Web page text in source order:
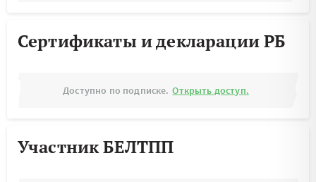
Сертификаты и декларации РБ
Доступно по подписке. Открыть доступ.
Участник БЕЛТПП